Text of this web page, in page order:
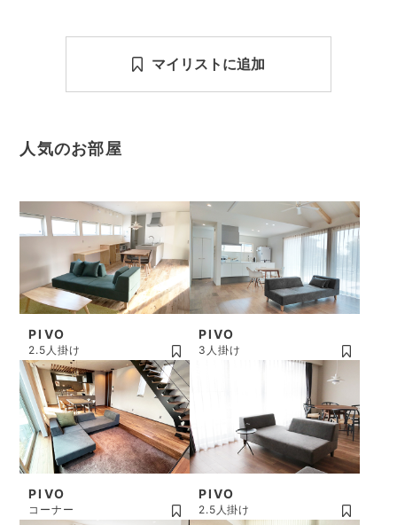
マイリストに追加
人気のお部屋
PIVO
2.5人掛け
PIVO
3人掛け
PIVO
コーナー
PIVO
2.5人掛け